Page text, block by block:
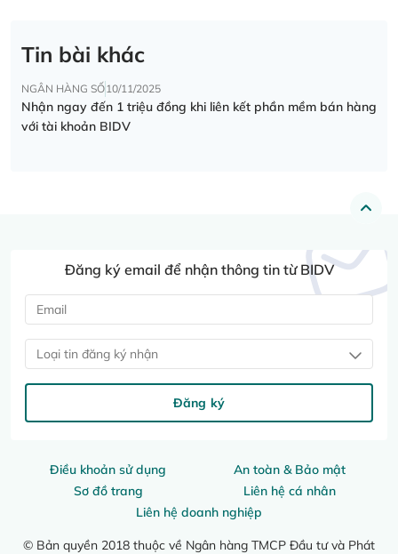
Tin bài khác
NGÂN HÀNG SỐ10/11/2025
Nhận ngay đến 1 triệu đồng khi liên kết phần mềm bán hàng
với tài khoản BIDV
Điều khoản sử dụng
An toàn & Bảo mật
Sơ đồ trang
Liên hệ cá nhân
Liên hệ doanh nghiệp
© Bản quyền 2018 thuộc về Ngân hàng TMCP Đầu tư và Phát
Đăng ký email để nhận thông tin từ BIDV
Loại tin đăng ký nhận
Đăng ký